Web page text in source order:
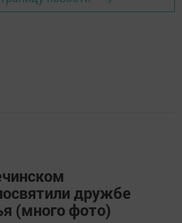
дружбе
(много фото)